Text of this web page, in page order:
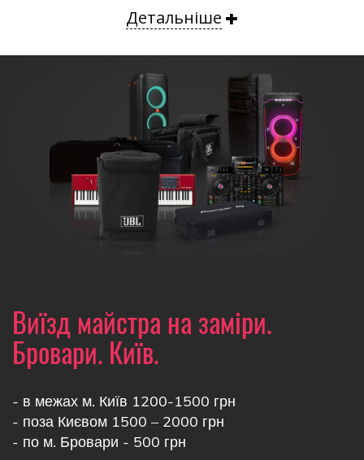
Детальніше
Виїзд майстра на заміри.
Бровари. Київ.
- в межах м. Київ 1200-1500 грн
- поза Києвом 1500 – 2000 грн
- по м. Бровари - 500 грн